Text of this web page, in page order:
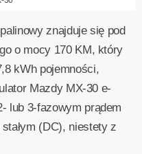
znajduje się pod
o mocy 170 KM, który
kWh pojemności,
Mazdy MX-30 e-
lub 3-fazowym prądem
(DC), niestety z